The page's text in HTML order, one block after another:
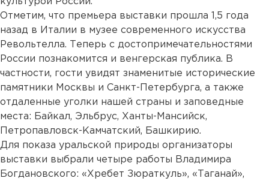
Отметим, что премьера выставки прошла 1,5 года
назад в Италии в музее современного искусства
Револьтелла. Теперь с достопримечательностями
России познакомится и венгерская публика. В
частности, гости увидят знаменитые исторические
памятники Москвы и Санкт-Петербурга, а также
отдаленные уголки нашей страны и заповедные
места: Байкал, Эльбрус, Ханты-Мансийск,
Петропавловск-Камчатский, Башкирию.
Для показа уральской природы организаторы
выставки выбрали четыре работы Владимира
Богдановского: «Хребет Зюраткуль», «Таганай»,